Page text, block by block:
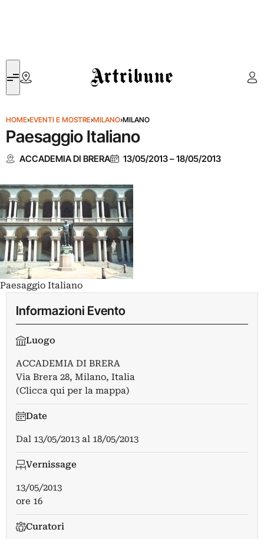
Artribune
HOME›EVENTI E MOSTRE›MILANO›MILANO
Paesaggio Italiano
ACCADEMIA DI BRERA 13/05/2013–18/05/2013
Paesaggio Italiano
Informazioni Evento
Luogo
ACCADEMIA DI BRERA
Via Brera 28, Milano, Italia
(Clicca qui per la mappa)
Date
Dal 13/05/2013 al 18/05/2013
Vernissage
13/05/2013
ore 16
Curatori